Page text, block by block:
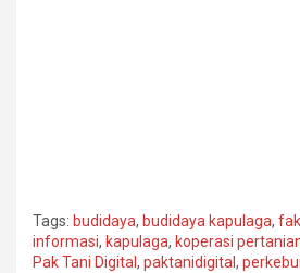
Tags: budidaya, budidaya kapulaga,
informasi, kapulaga, koperasi
Pak Tani Digital, paktanidigital,